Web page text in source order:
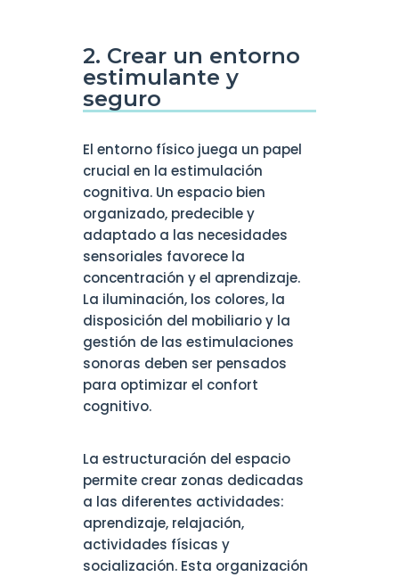
2. Crear un entorno
estimulante y
seguro
El entorno físico juega un papel
crucial en la estimulación
cognitiva. Un espacio bien
organizado, predecible y
adaptado a las necesidades
sensoriales favorece la
concentración y el aprendizaje.
La iluminación, los colores, la
disposición del mobiliario y la
gestión de las estimulaciones
sonoras deben ser pensados
para optimizar el confort
cognitivo.
La estructuración del espacio
permite crear zonas dedicadas
a las diferentes actividades:
aprendizaje, relajación,
actividades físicas y
socialización. Esta organización